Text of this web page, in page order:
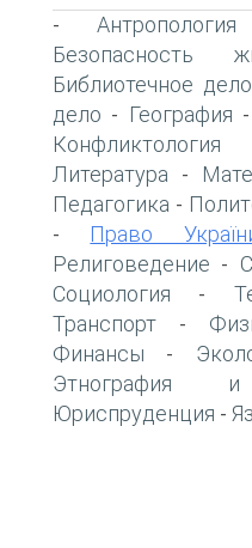
- Антропология
Безопасность
Библиотечное дело
дело - География -
Конфликтология
Литература -
Педагогика -
- Право
Религоведение -
Социология -
Транспорт -
Финансы -
Этнография
Юриспруденция -